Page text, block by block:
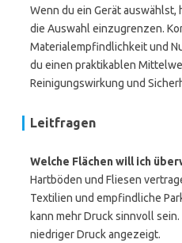
Wenn du ein Gerät
die Auswahl einzugrenzen.
Materialempfindlichkeit und
du einen praktikablen
Reinigungswirkung und
Leitfragen
Welche Flächen will ich
Hartböden und Fliesen
Textilien und empfindliche
kann mehr Druck sinnvoll
niedriger Druck angezeigt.